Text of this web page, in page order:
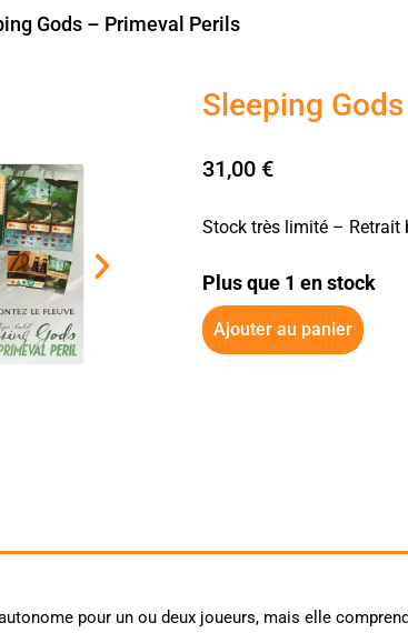
Gods – Primeval Perils
Sleeping
31,00 €
Stock très limité – Retrait
Plus que 1 en stock
Ajouter au panier
pour un ou deux joueurs, mais elle